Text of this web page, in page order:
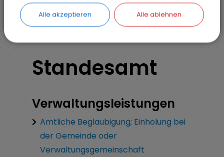
Standesamt
Verwaltungsleistungen
Amtliche Beglaubigung; Einholung bei
der Gemeinde oder
Verwaltungsgemeinschaft
Alle akzeptieren Alle ablehnen